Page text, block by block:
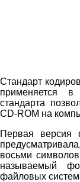
Стандарт
применяется
стандарта
CD-ROM на
Первая версия
восьми
называемый
файловых